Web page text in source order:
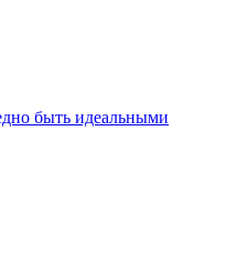
быть идеальными